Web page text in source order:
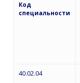
Код
специальности
40.02.04